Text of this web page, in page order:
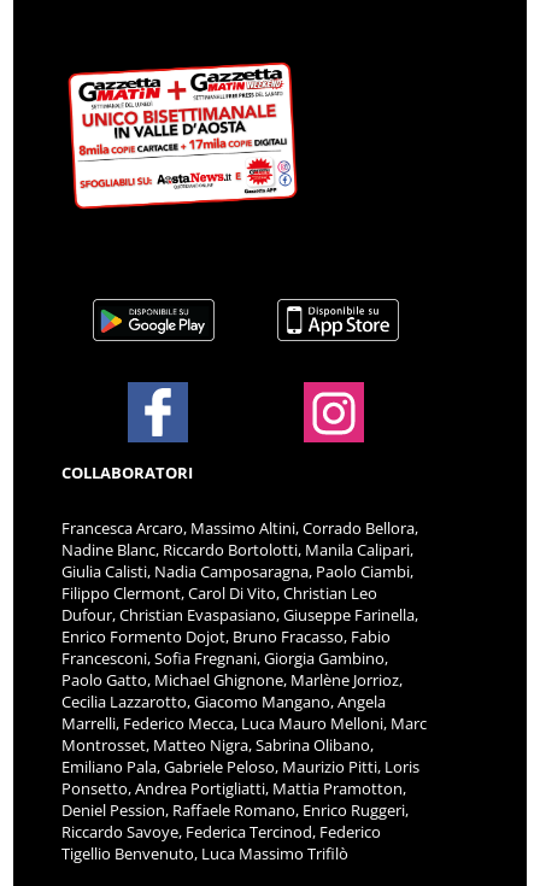
COLLABORATORI
Francesca Arcaro, Massimo Altini, Corrado Bellora,
Nadine Blanc, Riccardo Bortolotti, Manila Calipari,
Giulia Calisti, Nadia Camposaragna, Paolo Ciambi,
Filippo Clermont, Carol Di Vito, Christian Leo
Dufour, Christian Evaspasiano, Giuseppe Farinella,
Enrico Formento Dojot, Bruno Fracasso, Fabio
Francesconi, Sofia Fregnani, Giorgia Gambino,
Paolo Gatto, Michael Ghignone, Marlène Jorrioz,
Cecilia Lazzarotto, Giacomo Mangano, Angela
Marrelli, Federico Mecca, Luca Mauro Melloni, Marc
Montrosset, Matteo Nigra, Sabrina Olibano,
Emiliano Pala, Gabriele Peloso, Maurizio Pitti, Loris
Ponsetto, Andrea Portigliatti, Mattia Pramotton,
Deniel Pession, Raffaele Romano, Enrico Ruggeri,
Riccardo Savoye, Federica Tercinod, Federico
Tigellio Benvenuto, Luca Massimo Trifilò